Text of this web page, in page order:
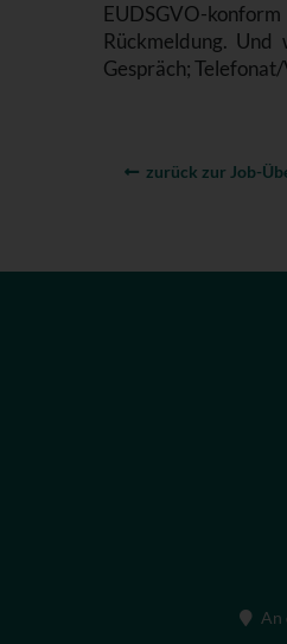
EUDSGVO-
Rückmeldung.
Gespräch;
zurück zur Job-
An